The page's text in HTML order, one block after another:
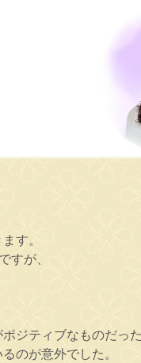
す。
すが、
ジティブなものだっ
のが意外でした。